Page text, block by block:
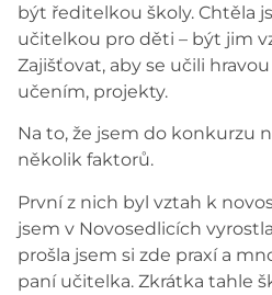
být ředitelkou školy. Chtěla
učitelkou pro děti – být jim
Zajišťovat, aby se učili
učením, projekty.
Na to, že jsem do konkurzu
několik faktorů.
První z nich byl vztah k
jsem v Novosedlicích
prošla jsem si zde praxí a
paní učitelka. Zkrátka tahle